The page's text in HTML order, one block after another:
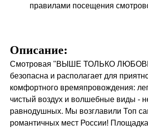
правилами посещения
Описание:
Смотровая "ВЫШЕ ТОЛЬКО
безопасна и располагает для
комфортного времяпровождения:
чистый воздух и волшебные виды -
равнодушных. Мы возглавили Топ
романтичных мест России!